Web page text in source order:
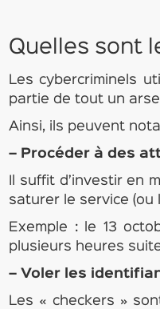
Quelles sont
Les cybercriminels
partie de tout un
Ainsi, ils peuvent
– Procéder à des
Il suffit d’investir en
saturer le service (ou
Exemple : le 13
plusieurs heures
– Voler les
Les « checkers »